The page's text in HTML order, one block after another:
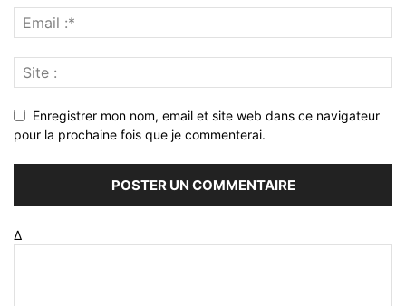
Enregistrer mon nom, email et site web dans ce navigateur
pour la prochaine fois que je commenterai.
Δ